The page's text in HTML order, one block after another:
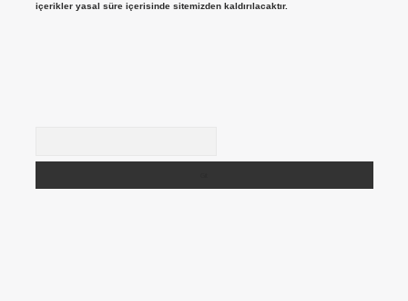
içerikler yasal süre içerisinde sitemizden kaldırılacaktır.